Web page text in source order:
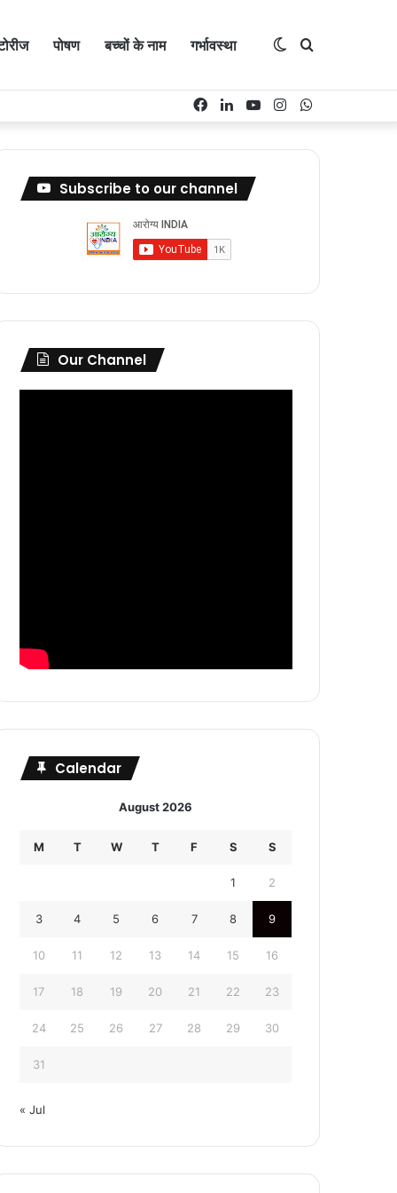
पोषण बच्चों के नाम गर्भावस्था Search
Switch
Instagram
YouTube
LinkedIn
Facebook
Subscribe to our channel
Our Channel
Calendar
August 2026
M T W T F S S
1 2
3 4 5 6 7 8 9
10 11 12 13 14 15 16
17 18 19 20 21 22 23
24 25 26 27 28 29 30
31
« Jul